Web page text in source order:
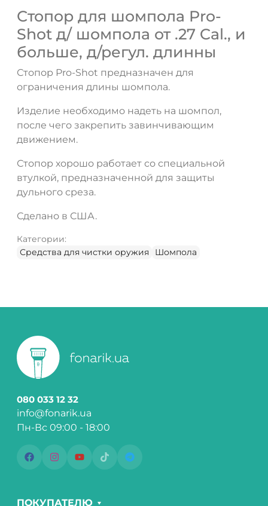
Стопор для шомпола Pro-
Shot д/ шомпола от .27 Cal., и
больше, д/регул. длинны
Стопор Pro-Shot предназначен для
ограничения длины шомпола.
Изделие необходимо надеть на шомпол,
после чего закрепить завинчивающим
движением.
Стопор хорошо работает со специальной
втулкой, предназначенной для защиты
дульного среза.
Сделано в США.
Категории:
Средства для чистки оружия
Шомпола
080 033 12 32
info@fonarik.ua
Пн-Вс 09:00 - 18:00
ПОКУПАТЕЛЮ